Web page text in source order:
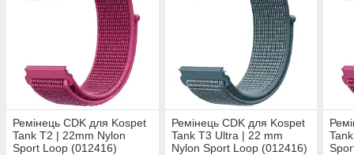
Ремінець CDK для Kospet
Tank T2 | 22mm Nylon
Sport Loop (012416)
Ремінець CDK для Kospet
Tank T3 Ultra | 22 mm
Nylon Sport Loop (012416)